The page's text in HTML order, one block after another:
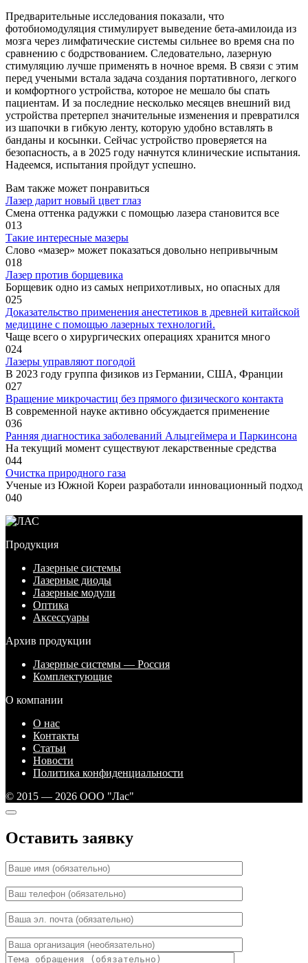
Предварительные исследования показали, что
фотобиомодуляция стимулирует выведение бета-амилоида из
мозга через лимфатические системы сильнее во время сна по
сравнению с бодрствованием. Следовательно, лазерную
стимуляцию лучше применять в ночное время. В связи с этим
перед учеными встала задача создания портативного, легкого
и комфортного устройства, которое не мешало бы спать
пациентам. И за последние несколько месяцев внешний вид
устройства претерпел значительные изменения и превратился
из шапочки в гибкую ленту, которую удобно вставлять в
банданы и косынки. Сейчас устройство проверяется на
безопасность, а в 2025 году начнутся клинические испытания.
Надеемся, испытания пройдут успешно.
Вам также может понравиться
Лазер дарит новый цвет глаз
Смена оттенка радужки с помощью лазера становится все
013
Такие интересные мазеры
Слово «мазер» может показаться довольно непривычным
018
Лазер против борщевика
Борщевик одно из самых неприхотливых, но опасных для
025
Доказательство применения анестетиков в древней китайской
медицине с помощью лазерных технологий.
Чаще всего о хирургических операциях хранится много
024
Лазеры управляют погодой
В 2023 году группа физиков из Германии, США, Франции
027
Вращение микрочастиц без прямого физического контакта
В современной науке активно обсуждается применение
036
Ранняя диагностика заболеваний Альцгеймера и Паркинсона
На текущий момент существуют лекарственные средства
044
Очистка природного газа
Ученые из Южной Кореи разработали инновационный подход
040
Продукция
Лазерные системы
Лазерные диоды
Лазерные модули
Оптика
Аксессуары
Архив продукции
Лазерные системы — Россия
Комплектующие
О компании
О нас
Контакты
Статьи
Новости
Политика конфиденциальности
© 2015 — 2026 ООО "Лас"
Оставить заявку